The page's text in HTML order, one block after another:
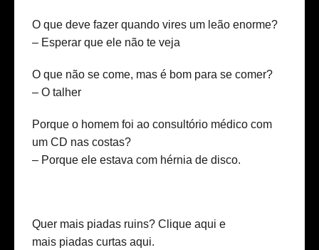
O que deve fazer quando vires um leão enorme?
– Esperar que ele não te veja
O que não se come, mas é bom para se comer?
– O talher
Porque o homem foi ao consultório médico com
um CD nas costas?
– Porque ele estava com hérnia de disco.
Quer mais piadas ruins? Clique aqui e
mais piadas curtas aqui.